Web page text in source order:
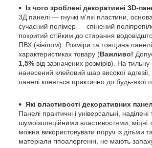
Із чого зроблені декоративні 3D-
3Д панелі — гнучкі м'які пластини,
сучасний полімер — спінений
покритий стійким до стирання
ПВХ (вінілом). Розміри та товщина панелі
характеристиках товару (Важливо!
1,5% від зазначених розмірів). На
нанесений клейовий шар високої
панелі клеяться практично до будь-якої
Які властивості декоративних
Панелі практичні і універсальні,
шумоізоляційними властивостями, міцні
можна використовувати поруч із дітьми
матеріали гіпоалергенні, не мають